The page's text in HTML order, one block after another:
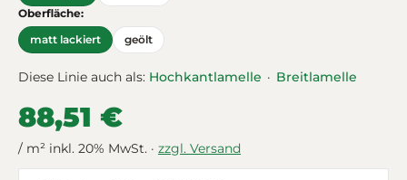
Oberfläche:
matt lackiert
geölt
Diese Linie auch als: Hochkantlamelle · Breitlamelle
88,51 €
/ m² inkl. 20% MwSt. · zzgl. Versand